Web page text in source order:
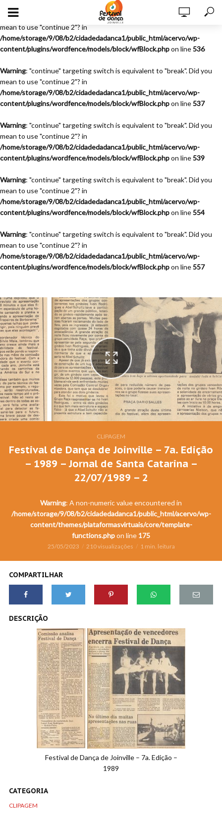
Warning
: "continue" targeting switch is equivalent to "break". Did you
mean to use "continue 2"? in
/home/storage/9/08/b2/cidadedadanca1/public_html/acervo/wp-
content/plugins/wordfence/models/block/wfBlock.phpon line536
Warning: "continue" targeting switch is equivalent to "break". Did you
mean to use "continue 2"? in
/home/storage/9/08/b2/cidadedadanca1/public_html/acervo/wp-
content/plugins/wordfence/models/block/wfBlock.phpon line537
Warning: "continue" targeting switch is equivalent to "break". Did you
mean to use "continue 2"? in
/home/storage/9/08/b2/cidadedadanca1/public_html/acervo/wp-
content/plugins/wordfence/models/block/wfBlock.phpon line539
Warning: "continue" targeting switch is equivalent to "break". Did you
mean to use "continue 2"? in
/home/storage/9/08/b2/cidadedadanca1/public_html/acervo/wp-
content/plugins/wordfence/models/block/wfBlock.phpon line554
Warning: "continue" targeting switch is equivalent to "break". Did you
mean to use "continue 2"? in
/home/storage/9/08/b2/cidadedadanca1/public_html/acervo/wp-
content/plugins/wordfence/models/block/wfBlock.phpon line557
Festival de Dança de Joinville - 7a. Edição - 1989
CLIPAGEM
Festival de Dança de Joinville – 7a. Edição
– 1989 – Jornal de Santa Catarina –
22/07/1989 – 2
Warning: A non-numeric value encountered in
/home/storage/9/08/b2/cidadedadanca1/public_html/acervo/wp-
content/themes/plataformasvirtuais/core/template-
functions.phpon line 175
25/05/2023 210 visualizações 1 min. leitura
COMPARTILHAR
DESCRIÇÃO
Festival de Dança de Joinville – 7a. Edição –
1989
CATEGORIA
CLIPAGEM